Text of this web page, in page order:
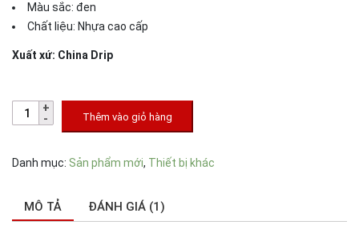
Màu sắc: đen
Chất liệu: Nhựa cao cấp
Xuất xứ: China Drip
Thêm vào giỏ hàng
Danh mục: Sản phẩm mới, Thiết bị khác
MÔ TẢ ĐÁNH GIÁ (1)